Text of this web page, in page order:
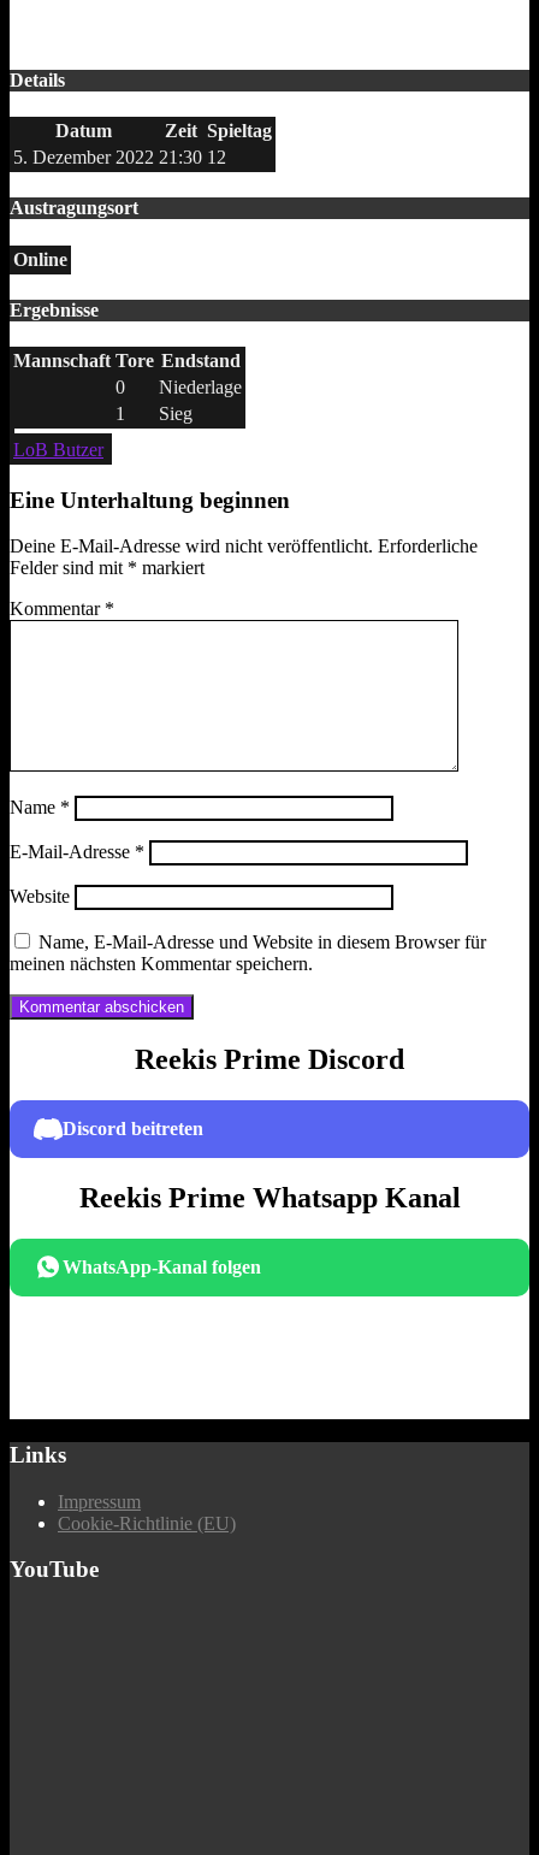
Details
Datum Zeit Spieltag
5. Dezember 2022 21:30 12
Austragungsort
Online
Ergebnisse
Mannschaft Tore Endstand
0
Niederlage
1
Sieg
LoB Butzer
Eine Unterhaltung beginnen
Deine E-Mail-Adresse wird nicht veröffentlicht. Erforderliche
Felder sind mit * markiert
Kommentar *
Name *
E-Mail-Adresse *
Website
Name, E-Mail-Adresse und Website in diesem Browser für
meinen nächsten Kommentar speichern.
Reekis Prime Discord
Discord beitreten
Reekis Prime Whatsapp Kanal
WhatsApp-Kanal folgen
Links
Impressum
Cookie-Richtlinie (EU)
YouTube